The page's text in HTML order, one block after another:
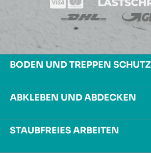
BODEN UND TREPPEN SCHUTZ
ABKLEBEN UND ABDECKEN
STAUBFREIES ARBEITEN